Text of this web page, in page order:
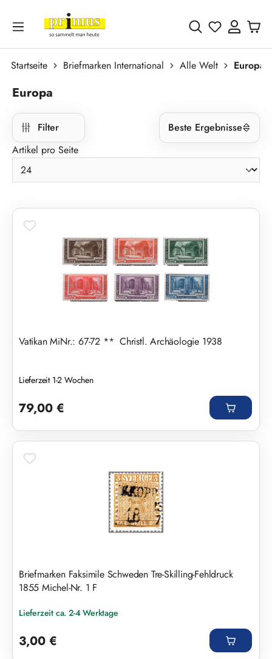
Zum Hauptinhalt springen
Du hast 0
Startseite Briefmarken International Alle Welt Europa
Europa
Filter
Beste Ergebnisse
Artikel pro Seite
Vatikan MiNr.: 67-72 ** Christl. Archäologie 1938
Lieferzeit 1-2 Wochen
79,00 €
Briefmarken Faksimile Schweden Tre-Skilling-Fehldruck
1855 Michel-Nr. 1 F
Lieferzeit ca. 2-4 Werktage
3,00 €